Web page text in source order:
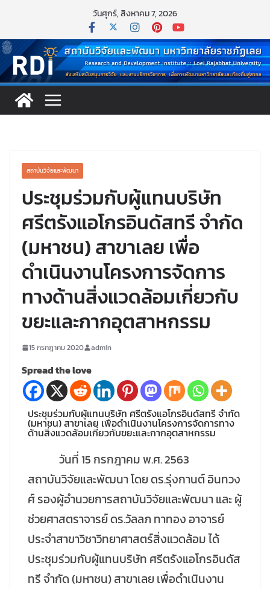
วันศุกร์, สิงหาคม 7, 2026
สถาบันวิจัยและพัฒนา
ประชุมร่วมกับผู้แทนบริษัท
ศรีตรังแอโกรอินดัสทรี จำกัด
(มหาชน) สาขาเลย เพื่อ
ดำเนินงานโครงการจัดการ
ทางด้านสิ่งแวดล้อมเกี่ยวกับ
ขยะและกากอุตสาหกรรม
15 กรกฎาคม 2020 admin
Spread the love
ประชุมร่วมกับผู้แทนบริษัท ศรีตรังแอโกรอินดัสทรี จำกัด
(มหาชน) สาขาเลย เพื่อดำเนินงานโครงการจัดการทาง
ด้านสิ่งแวดล้อมเกี่ยวกับขยะและกากอุตสาหกรรม
วันที่ 15 กรกฎาคม พ.ศ. 2563
สถาบันวิจัยและพัฒนา โดย ดร.รุ่งกานต์ อินทวง
ศ์ รองผู้อำนวยการสถาบันวิจัยและพัฒนา และ ผู้
ช่วยศาสตราจารย์ ดร.วัลลภ ทาทอง อาจารย์
ประจำสาขาวิชาวิทยาศาสตร์สิ่งแวดล้อม ได้
ประชุมร่วมกับผู้แทนบริษัท ศรีตรังแอโกรอินดัส
ทรี จำกัด (มหาชน) สาขาเลย เพื่อดำเนินงาน